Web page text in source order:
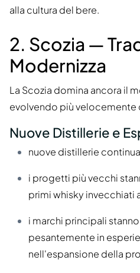
alla cultura del bere.
2. Scozia —
Modernizza
La Scozia domina ancora il
evolvendo più velocemente
Nuove Distillerie e
nuove distillerie
i progetti più vecchi
primi whisky invecchiati
i marchi principali
pesantemente in
nell'espansione della